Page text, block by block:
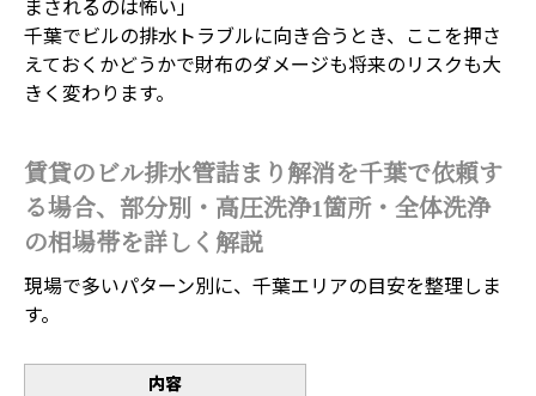
まされるのは怖い」
千葉でビルの排水トラブルに向き合うとき、ここを押さ
えておくかどうかで財布のダメージも将来のリスクも大
きく変わります。
賃貸のビル排水管詰まり解消を千葉で依頼す
る場合、部分別・高圧洗浄1箇所・全体洗浄
の相場帯を詳しく解説
現場で多いパターン別に、千葉エリアの目安を整理しま
す。
内容